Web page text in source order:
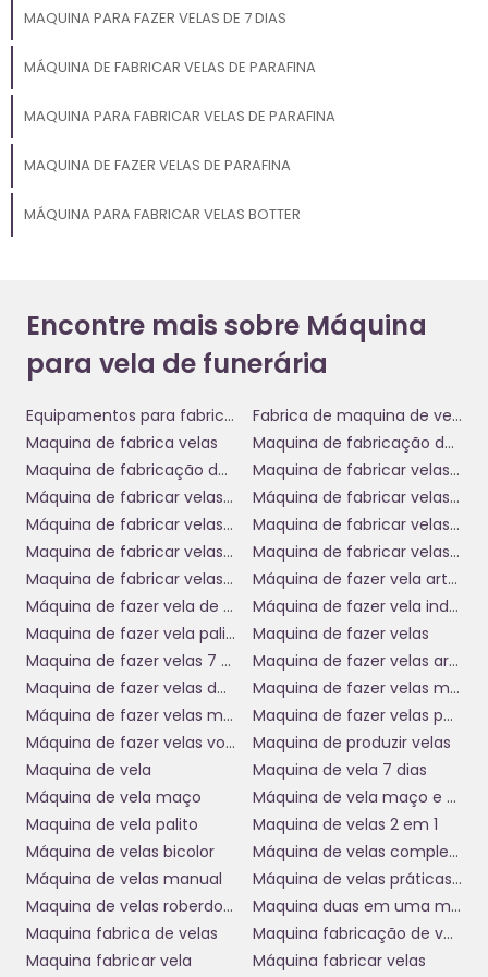
vela de funeráriatambém garante que cada vela produza
uma queima limpa e uniforme, característica bastante
valorizada por quem utiliza esses itens em homenagens e
cerimônias.
Variedade de Modelos e
Customizações
Uma das grandes vantagens em investir em uma
equipamentos que ofereçam diversas opções de formatos,
tamanhos e cores de velas. Dessa maneira, cada cerimônia
pode ser personalizada, atendendo melhor às expectativas
A personalização vai além das opções físicas. Muitas
máquinas contam com funcionalidades que permitem a
criação de velas com gravações ou símbolos específicos,
que podem representar o falecido ou a espiritualidade
desejada pela família. Esses detalhes tornam as
homenagens muito mais significativas, criando memórias
que serão lembradas com carinho.
Confiabilidade e Durabilidade do
Equipamento
Adquirir uma máquina para vela de funerária é também
um investimento em durabilidade e confiabilidade. Esses
equipamentos são projetados para operar em condições
exigentes, oferecendo resistência e facilidade de
manutenção. As marcas que se destacam no mercado
tendem a utilizar componentes de alta qualidade,
proporcionando máquinas que não apenas atendem às
necessidades atuais, mas que também se destacam pela
longevidade.
Com uma manutenção adequada, é possível prolongar a
vida útil da máquina, o que representa uma excelente
MAQUINA PARA FAZER VELAS DE 7 DIAS
MÁQUINA DE FABRICAR VELAS DE PARAFINA
MAQUINA PARA FABRICAR VELAS DE PARAFINA
MAQUINA DE FAZER VELAS DE PARAFINA
MÁQUINA PARA FABRICAR VELAS BOTTER
Encontre mais sobre Máquina
para vela de funerária
Equipamentos para fabricar velas
Fabrica de maquina de velas
Maquina de fabrica velas
Maquina de fabricação de vela maço
Maquina de fabricação de velas
Maquina de fabricar velas 7 dias
Máquina de fabricar velas 7 dias
Máquina de fabricar velas botter
Máquina de fabricar velas de parafina
Maquina de fabricar velas palito
Maquina de fabricar velas preço
Maquina de fabricar velas usada
Maquina de fabricar velas usadas
Máquina de fazer vela artesanal
Máquina de fazer vela de 7 dias
Máquina de fazer vela industrial
Maquina de fazer vela palito
Maquina de fazer velas
Maquina de fazer velas 7 dias
Maquina de fazer velas aromaticas
Maquina de fazer velas de parafina
Maquina de fazer velas manual
Máquina de fazer velas manual
Maquina de fazer velas palito e 7 dias
Máquina de fazer velas votivas
Maquina de produzir velas
Maquina de vela
Maquina de vela 7 dias
Máquina de vela maço
Máquina de vela maço e 7 dias
Maquina de vela palito
Maquina de velas 2 em 1
Máquina de velas bicolor
Máquina de velas completa
Máquina de velas manual
Máquina de velas práticas manual
Maquina de velas roberdoni
Maquina duas em uma maço e 7 dias
Maquina fabrica de velas
Maquina fabricação de velas
Maquina fabricar vela
Máquina fabricar velas